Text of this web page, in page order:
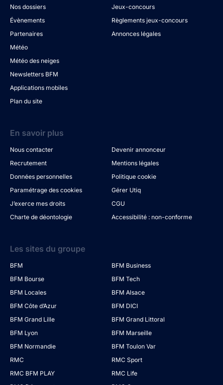
Nos dossiers
Évènements
Partenaires
Météo
Météo des neiges
Newsletters BFM
Applications mobiles
Plan du site
Jeux-concours
Règlements jeux-concours
Annonces légales
En savoir plus
Nous contacter
Devenir annonceur
Recrutement
Mentions légales
Données personnelles
Politique cookie
Paramétrage des cookies
Gérer Utiq
J’exerce mes droits
CGU
Charte de déontologie
Accessibilité : non-conforme
Les sites du groupe
BFM
BFM Business
BFM Bourse
BFM Tech
BFM Locales
BFM Alsace
BFM Côte d’Azur
BFM DICI
BFM Grand Lille
BFM Grand Littoral
BFM Lyon
BFM Marseille
BFM Normandie
BFM Toulon Var
RMC
RMC Sport
RMC BFM PLAY
RMC Life